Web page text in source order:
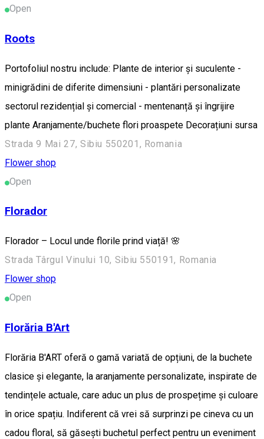
Open
Roots
Portofoliul nostru include: Plante de interior și suculente -
minigrădini de diferite dimensiuni - plantări personalizate
sectorul rezidențial și comercial - mentenanță și îngrijire
plante Aranjamente/buchete flori proaspete Decorațiuni sursa
Strada 9 Mai 27, Sibiu 550201, Romania
Flower shop
Open
Florador
Florador – Locul unde florile prind viață! 🌸
Strada Târgul Vinului 10, Sibiu 550191, Romania
Flower shop
Open
Florăria B'Art
Florăria B'ART oferă o gamă variată de opțiuni, de la buchete
clasice și elegante, la aranjamente personalizate, inspirate de
tendințele actuale, care aduc un plus de prospețime și culoare
în orice spațiu. Indiferent că vrei să surprinzi pe cineva cu un
cadou floral, să găsești buchetul perfect pentru un eveniment